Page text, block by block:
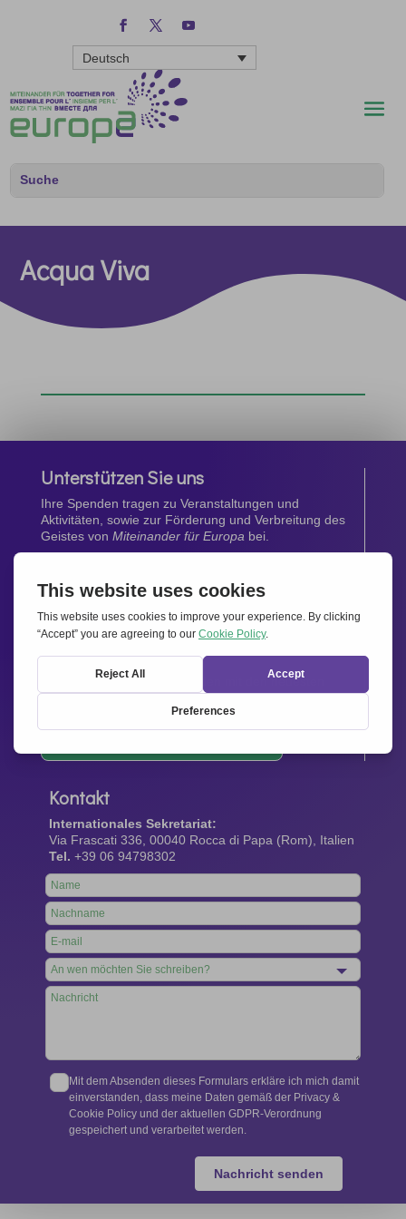
Deutsch
Acqua Viva
Unterstützen Sie uns
Ihre Spenden tragen zu Veranstaltungen und
Aktivitäten, sowie zur Förderung und Verbreitung des
Geistes von Miteinander für Europa bei.
Jetzt spenden
Newsletter
Bleiben Sie auf dem Laufenden mit den neuesten
Infos aus unserem Netzwerk.
Kontakt
Internationales Sekretariat:
Via Frascati 336, 00040 Rocca di Papa (Rom), Italien
Tel. +39 06 94798302
Leave
this
field
blank
Mit dem Absenden dieses Formulars erkläre ich mich damit
einverstanden, dass meine Daten gemäß der Privacy &
Cookie Policy und der aktuellen GDPR-Verordnung
gespeichert und verarbeitet werden.
Nachricht senden